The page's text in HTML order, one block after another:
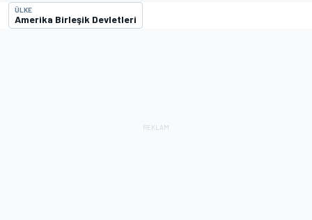
ÜLKE
Amerika Birleşik Devletleri